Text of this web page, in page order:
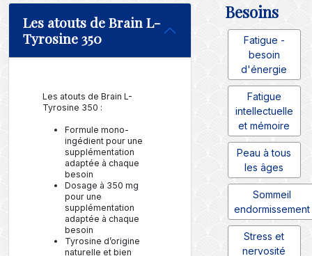
Les atouts de Brain L-
Tyrosine 350
Les atouts de Brain L-
Tyrosine 350 :
Formule mono-
ingédient pour une
supplémentation
adaptée à chaque
besoin
Dosage à 350 mg
pour une
supplémentation
adaptée à chaque
besoin
Tyrosine d’origine
naturelle et bien
Besoins
Fatigue -
besoin
d'énergie
Fatigue
intellectuelle
et mémoire
Peau à tous
les âges
Sommeil
endormissement
Stress et
nervosité